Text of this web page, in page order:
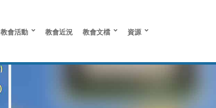
教會活動 教會近況 教會文檔 資源